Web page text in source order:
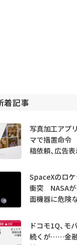
着記事
写真加工アプ
マで措置命令
稿依頼、広告
SpaceXのロケ
衝突 NASAが
面機器に危険な
ドコモ1Q、モ
続くが……金融